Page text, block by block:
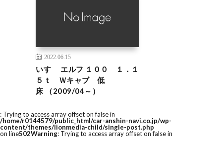
2022.06.15
いすゞ エルフ １００ １．１
５ｔ Ｗキャブ 低
床 （2009/04～）
: Trying to access array offset on false in
/home/r0144579/public_html/car-anshin-navi.co.jp/wp-
content/themes/lionmedia-child/single-post.php
on line502Warning: Trying to access array offset on false in